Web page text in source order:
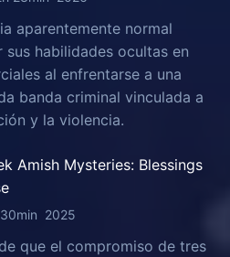
aparentemente normal
sus habilidades ocultas en
al enfrentarse a una
banda criminal vinculada a
y la violencia.
Amish Mysteries: Blessings
2025
que el compromiso de tres